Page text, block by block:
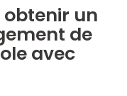
un
de
avec